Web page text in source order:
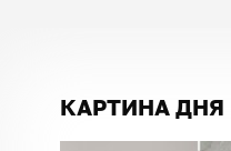
КАРТИНА ДНЯ